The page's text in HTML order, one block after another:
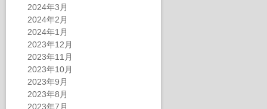
2024年3月
2024年2月
2024年1月
2023年12月
2023年11月
2023年10月
2023年9月
2023年8月
2023年7月